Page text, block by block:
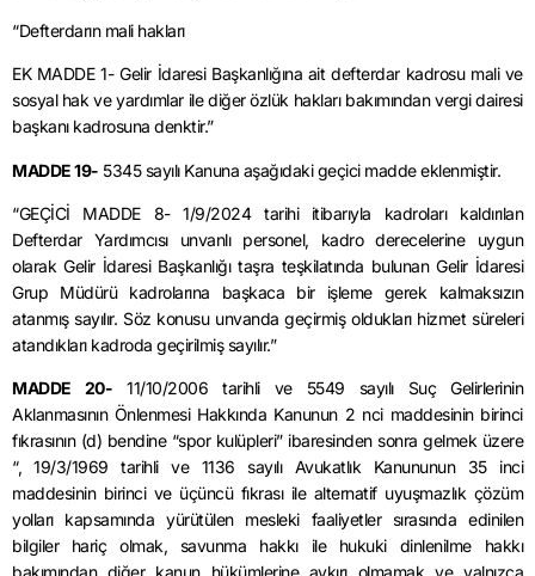
“Defterdarın mali hakları
EK MADDE 1- Gelir İdaresi Başkanlığına ait defterdar kadrosu mali ve
sosyal hak ve yardımlar ile diğer özlük hakları bakımından vergi dairesi
başkanı kadrosuna denktir.”
MADDE 19- 5345 sayılı Kanuna aşağıdaki geçici madde eklenmiştir.
“GEÇİCİ MADDE 8- 1/9/2024 tarihi itibarıyla kadroları kaldırılan
Defterdar Yardımcısı unvanlı personel, kadro derecelerine uygun
olarak Gelir İdaresi Başkanlığı taşra teşkilatında bulunan Gelir İdaresi
Grup Müdürü kadrolarına başkaca bir işleme gerek kalmaksızın
atanmış sayılır. Söz konusu unvanda geçirmiş oldukları hizmet süreleri
atandıkları kadroda geçirilmiş sayılır.”
MADDE 20- 11/10/2006 tarihli ve 5549 sayılı Suç Gelirlerinin
Aklanmasının Önlenmesi Hakkında Kanunun 2 nci maddesinin birinci
fıkrasının (d) bendine “spor kulüpleri” ibaresinden sonra gelmek üzere
“, 19/3/1969 tarihli ve 1136 sayılı Avukatlık Kanununun 35 inci
maddesinin birinci ve üçüncü fıkrası ile alternatif uyuşmazlık çözüm
yolları kapsamında yürütülen mesleki faaliyetler sırasında edinilen
bilgiler hariç olmak, savunma hakkı ile hukuki dinlenilme hakkı